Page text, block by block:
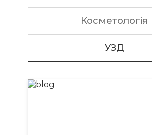
Косметологiя
УЗД